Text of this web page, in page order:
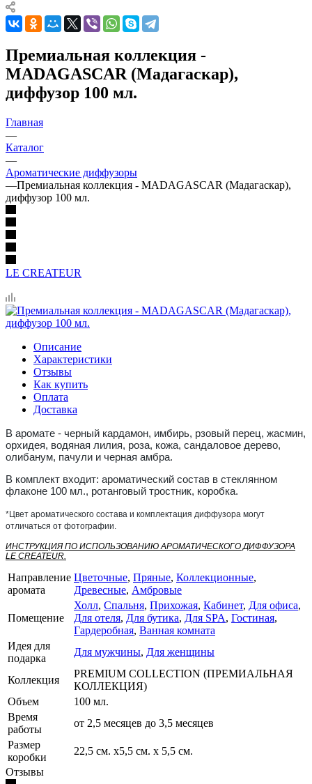
Премиальная коллекция -
MADAGASCAR (Мадагаскар),
диффузор 100 мл.
Главная
—
Каталог
—
Ароматические диффузоры
—Премиальная коллекция - MADAGASCAR (Мадагаскар),
диффузор 100 мл.
LE CREATEUR
Описание
Характеристики
Отзывы
Как купить
Оплата
Доставка
В аромате - черный кардамон, имбирь, рзовый перец, жасмин,
орхидея, водяная лилия, роза, кожа, сандаловое дерево,
олибанум, пачули и черная амбра.
В комплект входит: ароматический состав в стеклянном
флаконе 100 мл., ротанговый тростник, коробка.
*Цвет ароматического состава и комплектация диффузора могут
отличаться от фотографии.
ИНСТРУКЦИЯ ПО ИСПОЛЬЗОВАНИЮ АРОМАТИЧЕСКОГО ДИФФУЗОРА
LE CREATEUR.
Направление
аромата
Цветочные, Пряные, Коллекционные,
Древесные, Амбровые
Помещение
Холл, Спальня, Прихожая, Кабинет, Для офиса,
Для отеля, Для бутика, Для SPA, Гостиная,
Гардеробная, Ванная комната
Идея для
подарка
Для мужчины, Для женщины
Коллекция
PREMIUM COLLECTION (ПРЕМИАЛЬНАЯ
КОЛЛЕКЦИЯ)
Объем
100 мл.
Время
работы
от 2,5 месяцев до 3,5 месяцев
Размер
коробки
22,5 см. х5,5 см. х 5,5 см.
Отзывы